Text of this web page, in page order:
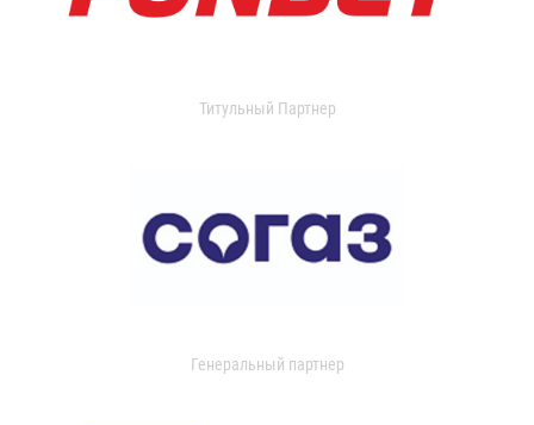
Титульный Партнер
Генеральный партнер